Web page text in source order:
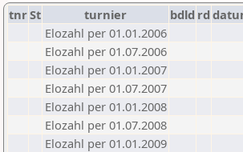
tnrSt turnier bdld rd
Elozahl per 01.01.2006
Elozahl per 01.07.2006
Elozahl per 01.01.2007
Elozahl per 01.07.2007
Elozahl per 01.01.2008
Elozahl per 01.07.2008
Elozahl per 01.01.2009